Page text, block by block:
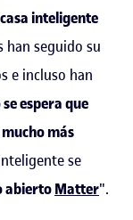
inteligente
han seguido su
e incluso han
espera que
más
se
abiertoMatter".